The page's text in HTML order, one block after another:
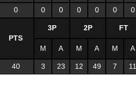
0 0 0 0 0 0 0
PTS
3P 2P FT
M A M A M A
40 3 23 12 49 7 11